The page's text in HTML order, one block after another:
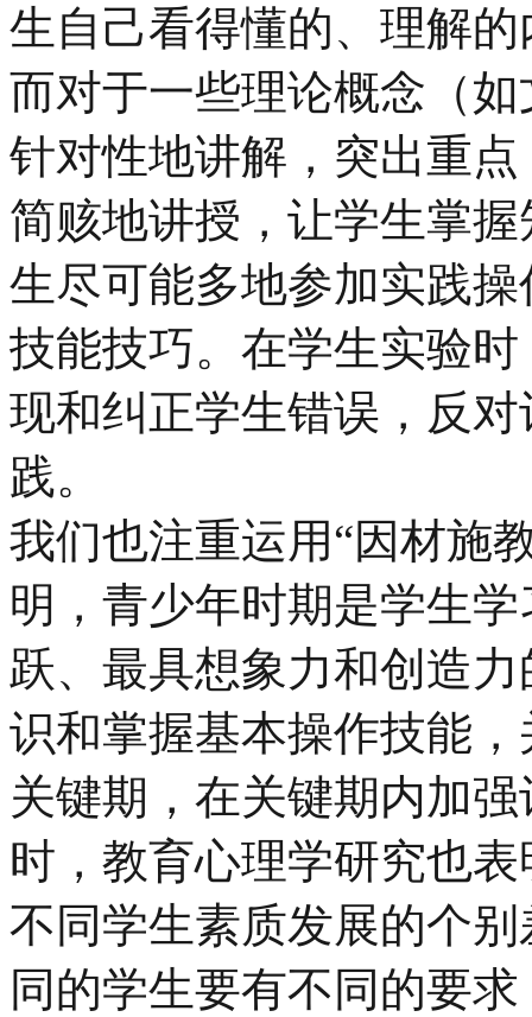
生自己看得懂的、理解
而对于一些理论概念（
针对性地讲解，突出重
简赅地讲授，让学生掌
生尽可能多地参加实践
技能技巧。在学生实验
现和纠正学生错误，反
践。
我们也注重运用“因材施
明，青少年时期是学生
跃、最具想象力和创造
识和掌握基本操作技能
关键期，在关键期内加
时，教育心理学研究也
不同学生素质发展的个
同的学生要有不同的要